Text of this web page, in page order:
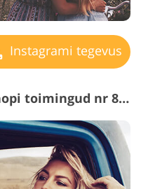
Instagrami tegevus
Instagrami filtrid Photoshopi toimingud nr 8 "Vintage Effect"